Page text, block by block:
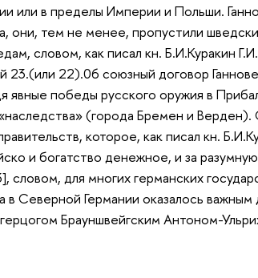
или в пределы Империи и Польши.
они, тем не менее, пропустили
словом, как писал кн. Б.И.Куракин
23.(или 22).06 союзный договор
явные победы русского оружия в
(города Бремен и
которое, как писал кн.
и богатство денежное, и за
словом, для многих германских
в Северной Германии оказалось
Брауншвейгским Антоном-